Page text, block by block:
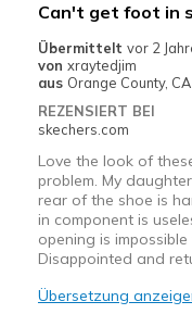
View On Shoes
Can't get foot in
Übermittelt vor 2
von xraytedjim
aus Orange County, CA
REZENSIERT BEI
skechers.com
Love the look of
problem. My
rear of the shoe is
in component is
opening is
Disappointed and
Übersetzung